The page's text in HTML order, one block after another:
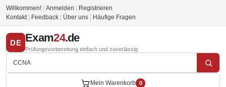
Willkommen! Anmelden
Registrieren
Kontakt
Feedback Über uns Häufige Fragen
DE Exam24.de
Prüfungsvorbereitung einfach und zuverlässig
Mein Warenkorb 0